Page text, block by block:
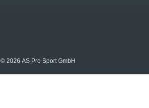
© 2026 AS Pro Sport GmbH